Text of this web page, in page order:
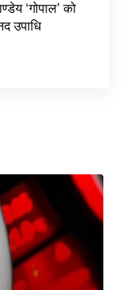
‘गोपाल’ को
उपाधि